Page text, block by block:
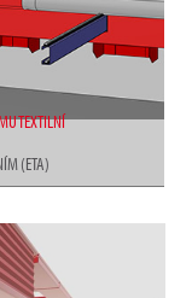
TEXTILNÍ
(ETA)